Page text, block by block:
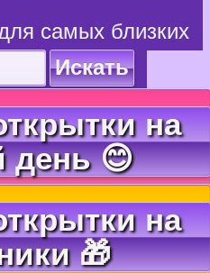
самых близких
Искать
на
день 😊
на
🎁